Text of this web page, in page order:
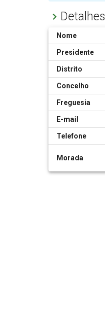
Detalhes
Nome
Presidente
Distrito
Concelho
Freguesia
E-mail
Telefone
Morada